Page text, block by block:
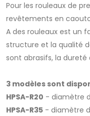
Pour les rouleaux de
revêtements en
A des rouleaux est un
structure et la qualité
sont abrasifs, la
3 modèles sont
HPSA-R20 - diamètre
HPSA-R35 - diamètre